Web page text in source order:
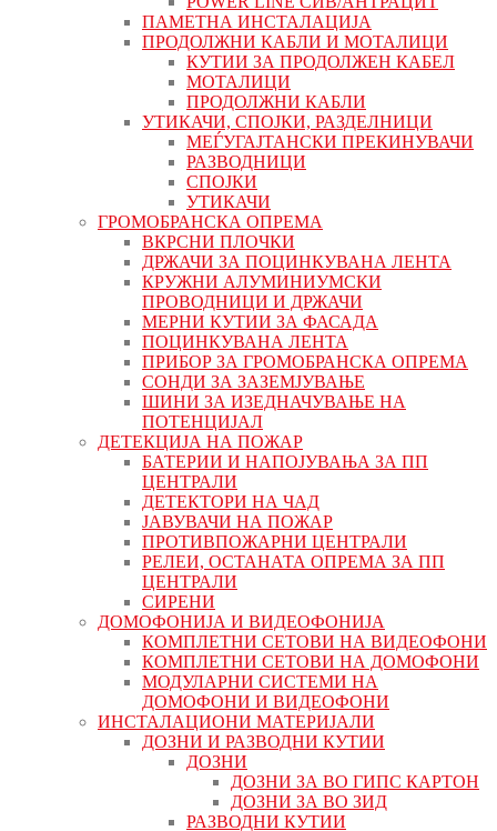
ПАМЕТНА ИНСТАЛАЦИЈА
ПРОДОЛЖНИ КАБЛИ И МОТАЛИЦИ
КУТИИ ЗА ПРОДОЛЖЕН КАБЕЛ
МОТАЛИЦИ
ПРОДОЛЖНИ КАБЛИ
УТИКАЧИ, СПОЈКИ, РАЗДЕЛНИЦИ
МЕЃУГАЈТАНСКИ ПРЕКИНУВАЧИ
РАЗВОДНИЦИ
СПОЈКИ
УТИКАЧИ
ГРОМОБРАНСКА ОПРЕМА
ВКРСНИ ПЛОЧКИ
ДРЖАЧИ ЗА ПОЦИНКУВАНА ЛЕНТА
КРУЖНИ АЛУМИНИУМСКИ
ПРОВОДНИЦИ И ДРЖАЧИ
МЕРНИ КУТИИ ЗА ФАСАДА
ПОЦИНКУВАНА ЛЕНТА
ПРИБОР ЗА ГРОМОБРАНСКА ОПРЕМА
СОНДИ ЗА ЗАЗЕМЈУВАЊЕ
ШИНИ ЗА ИЗЕДНАЧУВАЊЕ НА
ПОТЕНЦИЈАЛ
ДЕТЕКЦИЈА НА ПОЖАР
БАТЕРИИ И НАПОЈУВАЊА ЗА ПП
ЦЕНТРАЛИ
ДЕТЕКТОРИ НА ЧАД
ЈАВУВАЧИ НА ПОЖАР
ПРОТИВПОЖАРНИ ЦЕНТРАЛИ
РЕЛЕИ, ОСТАНАТА ОПРЕМА ЗА ПП
ЦЕНТРАЛИ
СИРЕНИ
ДОМОФОНИЈА И ВИДЕОФОНИЈА
КОМПЛЕТНИ СЕТОВИ НА ВИДЕОФОНИ
КОМПЛЕТНИ СЕТОВИ НА ДОМОФОНИ
МОДУЛАРНИ СИСТЕМИ НА
ДОМОФОНИ И ВИДЕОФОНИ
ИНСТАЛАЦИОНИ МАТЕРИЈАЛИ
ДОЗНИ И РАЗВОДНИ КУТИИ
ДОЗНИ
ДОЗНИ ЗА ВО ГИПС КАРТОН
ДОЗНИ ЗА ВО ЗИД
РАЗВОДНИ КУТИИ